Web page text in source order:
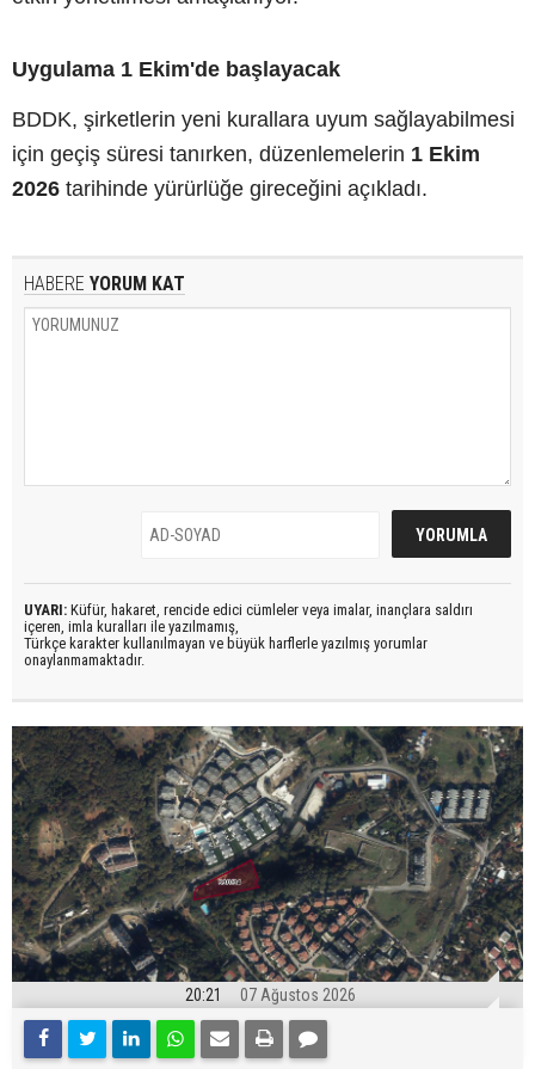
Uygulama 1 Ekim'de başlayacak
BDDK, şirketlerin yeni kurallara uyum sağlayabilmesi
için geçiş süresi tanırken, düzenlemelerin 1 Ekim
2026 tarihinde yürürlüğe gireceğini açıkladı.
HABERE YORUM KAT
UYARI: Küfür, hakaret, rencide edici cümleler veya imalar, inançlara saldırı
içeren, imla kuralları ile yazılmamış,
Türkçe karakter kullanılmayan ve büyük harflerle yazılmış yorumlar
onaylanmamaktadır.
20:21 07 Ağustos 2026